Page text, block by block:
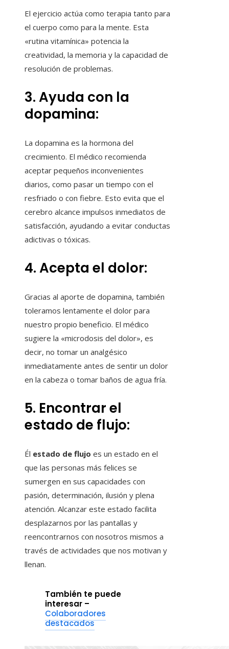
El ejercicio actúa como terapia tanto para
el cuerpo como para la mente. Esta
«rutina vitamínica» potencia la
creatividad, la memoria y la capacidad de
resolución de problemas.
3. Ayuda con la
dopamina:
La dopamina es la hormona del
crecimiento. El médico recomienda
aceptar pequeños inconvenientes
diarios, como pasar un tiempo con el
resfriado o con fiebre. Esto evita que el
cerebro alcance impulsos inmediatos de
satisfacción, ayudando a evitar conductas
adictivas o tóxicas.
4. Acepta el dolor:
Gracias al aporte de dopamina, también
toleramos lentamente el dolor para
nuestro propio beneficio. El médico
sugiere la «microdosis del dolor», es
decir, no tomar un analgésico
inmediatamente antes de sentir un dolor
en la cabeza o tomar baños de agua fría.
5. Encontrar el
estado de flujo:
Él estado de flujo es un estado en el
que las personas más felices se
sumergen en sus capacidades con
pasión, determinación, ilusión y plena
atención. Alcanzar este estado facilita
desplazarnos por las pantallas y
reencontrarnos con nosotros mismos a
través de actividades que nos motivan y
llenan.
También te puede
interesar –
Colaboradores
destacados